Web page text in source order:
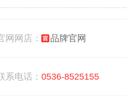
网网店： 品牌官网
系电话： 0536-8525155